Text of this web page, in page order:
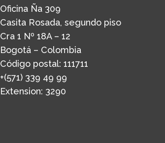
Oficina Ña 309
Casita Rosada, segundo piso
Cra 1 Nº 18A – 12
Bogotá – Colombia
Código postal: 111711
+(571) 339 49 99
Extension: 3290